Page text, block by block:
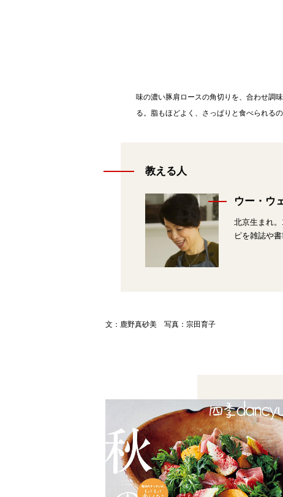
味の濃い豚肩ロースの角切りを、合わせ調
る。脂もほどよく、さっぱりと食べられるの
教える人
ウー・ウ
北京生まれ
ピを雑誌や
文：鹿野真砂美 写真：宗田育子